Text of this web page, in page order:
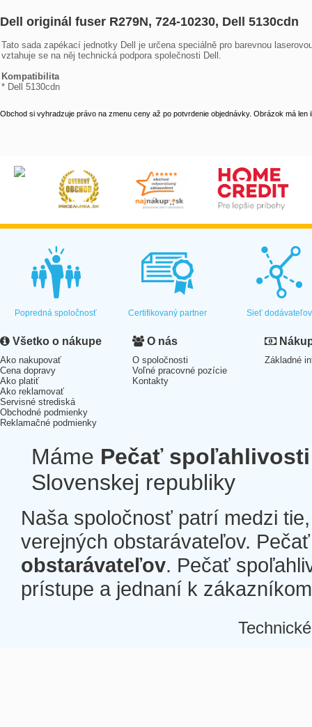
Dell originál fuser R279N, 724-10230, Dell 5130cdn
Tato sada zapékací jednotky Dell je určena speciálně pro barevnou
vztahuje se na něj technická podpora společnosti Dell.
Kompatibilita
* Dell 5130cdn
Obchod si vyhradzuje právo na zmenu ceny až po potvrdenie objednávky. Obrázok má len
Popredná spoločnosť Certifikovaný partner Sieť dodávateľov
Všetko o nákupe
Ako nakupovať
Cena dopravy
Ako platiť
Ako reklamovať
Servisné strediská
Obchodné podmienky
Reklamačné podmienky
O nás
O spoločnosti
Voľné pracovné pozície
Kontakty
Základné
Máme Pečať spoľahlivosti
Slovenskej republiky
Naša spoločnosť patrí medzi
verejných obstarávateľov.
obstarávateľov. Pečať
prístupe a jednaní k